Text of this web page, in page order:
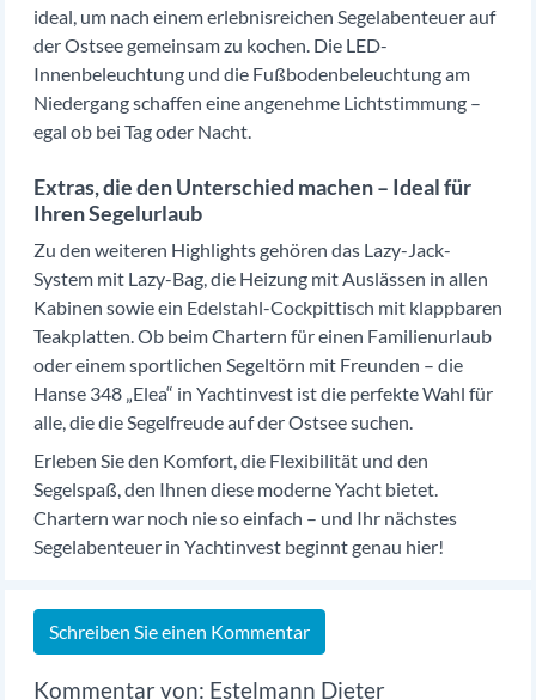
ideal, um nach einem erlebnisreichen Segelabenteuer auf
der Ostsee gemeinsam zu kochen. Die LED-
Innenbeleuchtung und die Fußbodenbeleuchtung am
Niedergang schaffen eine angenehme Lichtstimmung –
egal ob bei Tag oder Nacht.
Extras, die den Unterschied machen – Ideal für
Ihren Segelurlaub
Zu den weiteren Highlights gehören das Lazy-Jack-
System mit Lazy-Bag, die Heizung mit Auslässen in allen
Kabinen sowie ein Edelstahl-Cockpittisch mit klappbaren
Teakplatten. Ob beim Chartern für einen Familienurlaub
oder einem sportlichen Segeltörn mit Freunden – die
Hanse 348 „Elea“ in Yachtinvest ist die perfekte Wahl für
alle, die die Segelfreude auf der Ostsee suchen.
Erleben Sie den Komfort, die Flexibilität und den
Segelspaß, den Ihnen diese moderne Yacht bietet.
Chartern war noch nie so einfach – und Ihr nächstes
Segelabenteuer in Yachtinvest beginnt genau hier!
Schreiben Sie einen Kommentar
Estelmann Dieter